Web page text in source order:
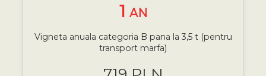
1 AN
Vigneta anuala categoria B pana la 3,5 t (pentru
transport marfa)